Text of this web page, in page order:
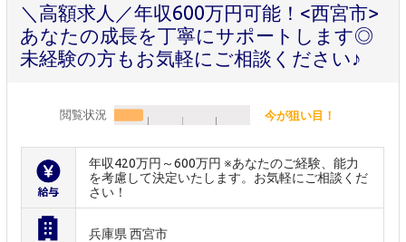
＼高額求人／年収600万円可能！<西宮市>
あなたの成長を丁寧にサポートします◎
未経験の方もお気軽にご相談ください♪
閲覧状況 今が狙い目！
年収420万円～600万円 ※あなたのご経験、能力
を考慮して決定いたします。お気軽にご相談くだ
さい！
兵庫県 西宮市